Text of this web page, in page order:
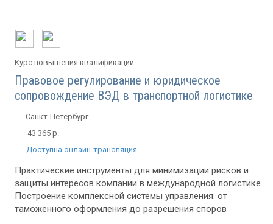
Курс повышения квалификации
Правовое регулирование и юридическое
сопровождение ВЭД в транспортной логистике
Санкт-Петербург
43 365 р.
Доступна онлайн-трансляция
Практические инструменты для минимизации рисков и
защиты интересов компании в международной логистике.
Построение комплексной системы управления: от
таможенного оформления до разрешения споров